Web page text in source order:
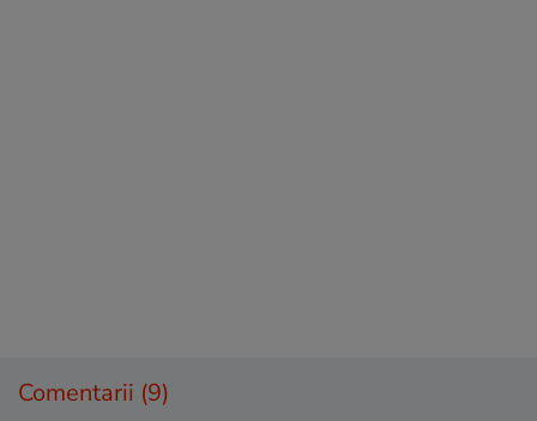
Comentarii (9)